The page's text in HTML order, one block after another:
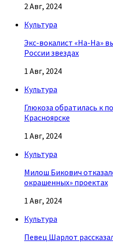
2 Авг, 2024
Культура
Экс-вокалист «На-На»
России звездах
1 Авг, 2024
Культура
Глюкоза обратилась к
Красноярске
1 Авг, 2024
Культура
Милош Бикович
окрашенных» проектах
1 Авг, 2024
Культура
Певец Шарлот